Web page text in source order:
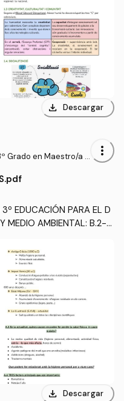
download Descargar
Grado en Maestro/a d
more_vert
EDUCACIÓN PARA EL D
MEDIO AMBIENTAL: B.2-C
download Descargar